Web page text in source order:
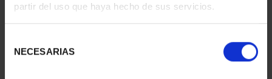
partir del uso que haya hecho de sus servicios.
NECESARIAS
NATIONAL HERITAGE II -
ROYAL PALACE OF M...
WORLD HERITAGE
CITIES - ALCALÁ DE